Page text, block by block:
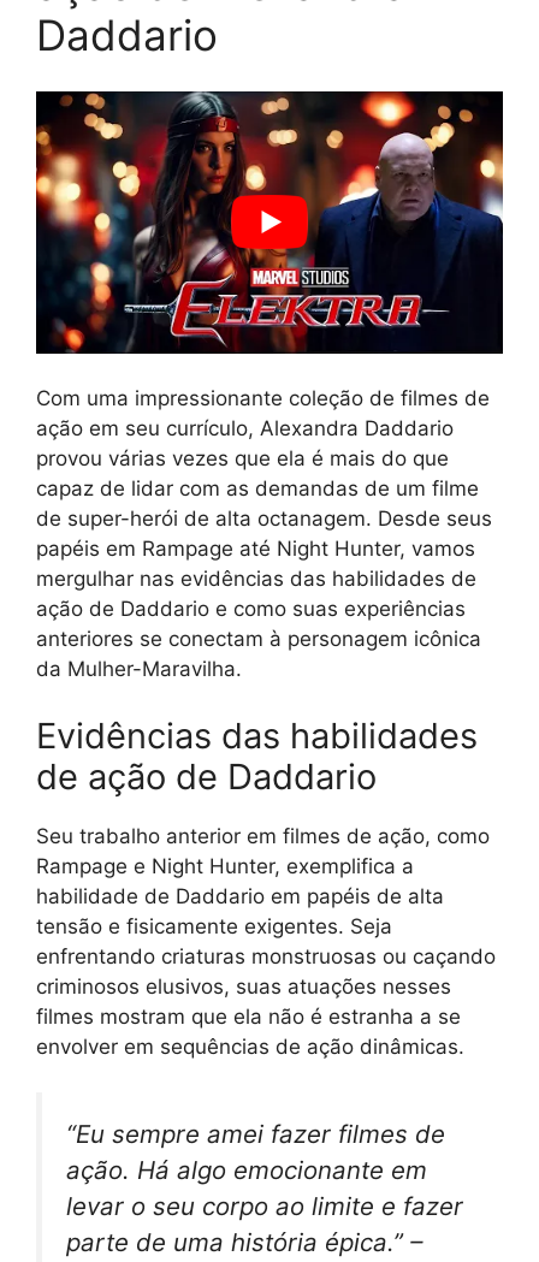
Daddario
Com uma impressionante coleção de filmes de
ação em seu currículo, Alexandra Daddario
provou várias vezes que ela é mais do que
capaz de lidar com as demandas de um filme
de super-herói de alta octanagem. Desde seus
papéis em Rampage até Night Hunter, vamos
mergulhar nas evidências das habilidades de
ação de Daddario e como suas experiências
anteriores se conectam à personagem icônica
da Mulher-Maravilha.
Evidências das habilidades
de ação de Daddario
Seu trabalho anterior em filmes de ação, como
Rampage e Night Hunter, exemplifica a
habilidade de Daddario em papéis de alta
tensão e fisicamente exigentes. Seja
enfrentando criaturas monstruosas ou caçando
criminosos elusivos, suas atuações nesses
filmes mostram que ela não é estranha a se
envolver em sequências de ação dinâmicas.
“Eu sempre amei fazer filmes de
ação. Há algo emocionante em
levar o seu corpo ao limite e fazer
parte de uma história épica.” –